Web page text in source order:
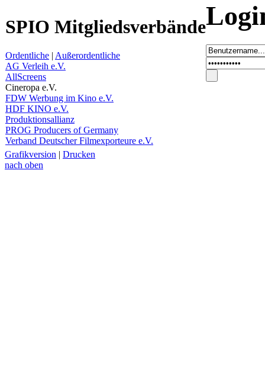
SPIO Mitgliedsverbände
Ordentliche | Außerordentliche
AG Verleih e.V.
AllScreens
Cineropa e.V.
FDW Werbung im Kino e.V.
HDF KINO e.V.
Produktionsallianz
PROG Producers of Germany
Verband Deutscher Filmexporteure e.V.
Grafikversion | Drucken
nach oben